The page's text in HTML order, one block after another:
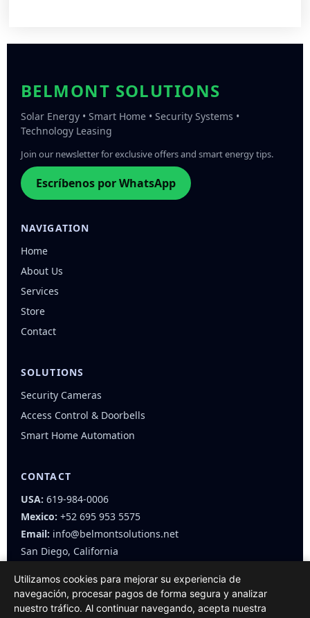
BELMONT SOLUTIONS
Solar Energy • Smart Home • Security Systems •
Technology Leasing
Join our newsletter for exclusive offers and smart energy tips.
Escríbenos por WhatsApp
NAVIGATION
Home
About Us
Services
Store
Contact
SOLUTIONS
Security Cameras
Access Control & Doorbells
Smart Home Automation
CONTACT
USA: 619-984-0006
Mexico: +52 695 953 5575
Email: info@belmontsolutions.net
San Diego, California
Utilizamos cookies para mejorar su experiencia de
navegación, procesar pagos de forma segura y analizar
nuestro tráfico. Al continuar navegando, acepta nuestra